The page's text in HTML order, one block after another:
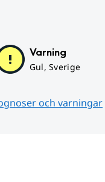
Varning
Gul, Sverige
och varningar